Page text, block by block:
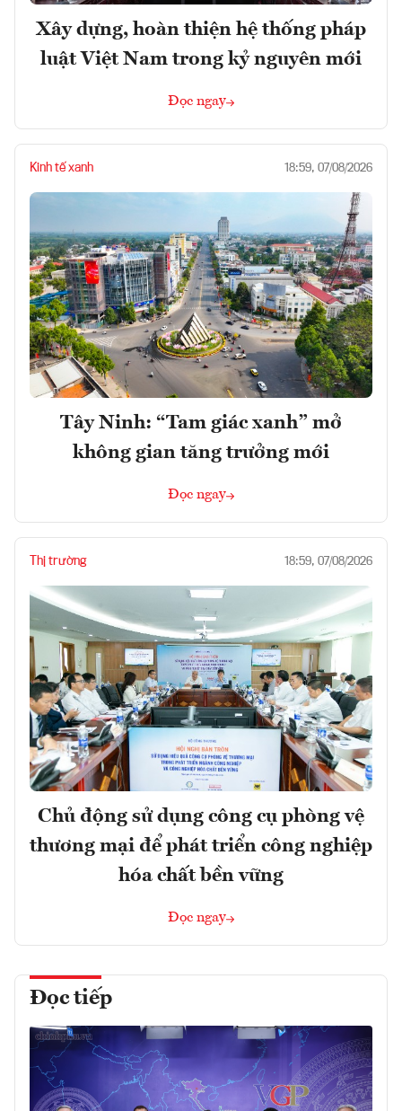
Xây dựng, hoàn thiện hệ thống pháp
luật Việt Nam trong kỷ nguyên mới
Đọc ngay
Kinh tế xanh 18:59, 07/08/2026
Tây Ninh: “Tam giác xanh” mở
không gian tăng trưởng mới
Đọc ngay
Thị trường 18:59, 07/08/2026
Chủ động sử dụng công cụ phòng vệ
thương mại để phát triển công nghiệp
hóa chất bền vững
Đọc ngay
Đọc tiếp